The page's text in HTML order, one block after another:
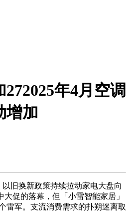
年4月空调
增加
旧换新政策持续拉动家电大盘向
大促的落幕，但「小雷智能家居」
雷军。支流消费需求的扑朔迷离取